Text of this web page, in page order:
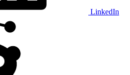
LinkedIn